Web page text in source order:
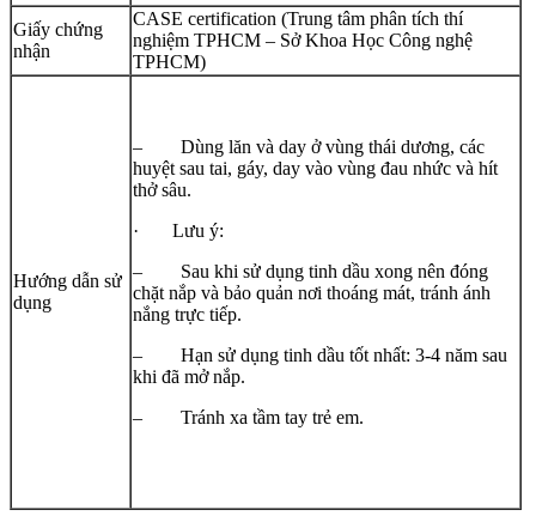
Giấy chứng
nhận
CASE certification (Trung tâm phân tích thí
nghiệm TPHCM – Sở Khoa Học Công nghệ
TPHCM)
Hướng dẫn sử
dụng
– Dùng lăn và day ở vùng thái dương, các
huyệt sau tai, gáy, day vào vùng đau nhức và hít
thở sâu.
· Lưu ý:
– Sau khi sử dụng tinh dầu xong nên đóng
chặt nắp và bảo quản nơi thoáng mát, tránh ánh
nắng trực tiếp.
– Hạn sử dụng tinh dầu tốt nhất: 3-4 năm sau
khi đã mở nắp.
– Tránh xa tầm tay trẻ em.